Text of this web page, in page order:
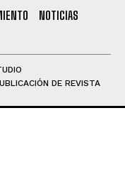
NOTICIAS
DE REVISTA